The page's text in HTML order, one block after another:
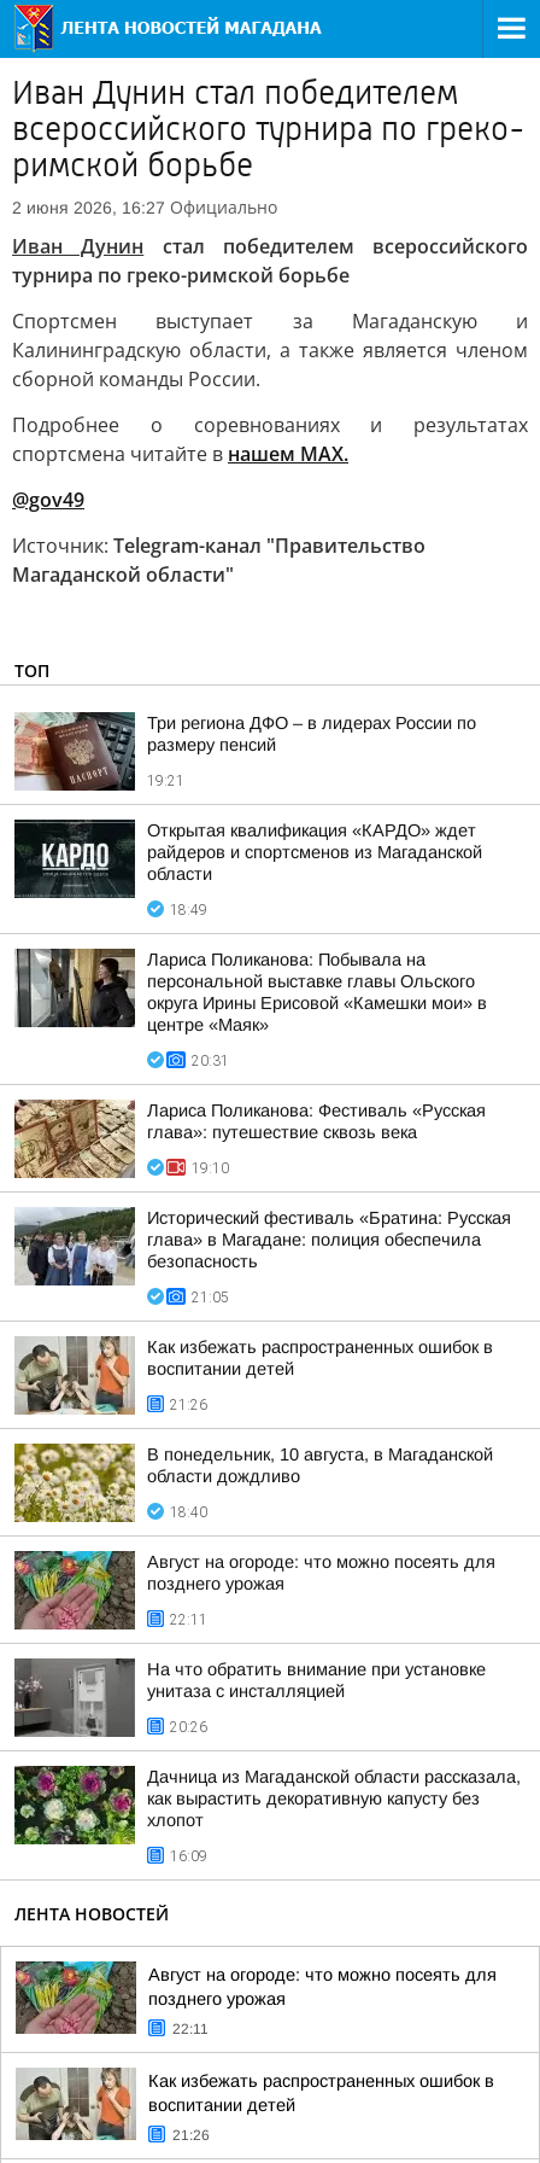
Иван Дунин стал победителем
всероссийского турнира по греко-
римской борьбе
2 июня 2026, 16:27 Официально
Иван Дунин стал победителем всероссийского
турнира по греко-римской борьбе
Спортсмен выступает за Магаданскую и
Калининградскую области, а также является членом
сборной команды России.
Подробнее о соревнованиях и результатах
спортсмена читайте в нашем MAX.
@gov49
Источник: Telegram-канал "Правительство
Магаданской области"
ТОП
Три региона ДФО – в лидерах России по
размеру пенсий
19:21
Открытая квалификация «КАРДО» ждет
райдеров и спортсменов из Магаданской
области
18:49
Лариса Поликанова: Побывала на
персональной выставке главы Ольского
округа Ирины Ерисовой «Камешки мои» в
центре «Маяк»
20:31
Лариса Поликанова: Фестиваль «Русская
глава»: путешествие сквозь века
19:10
Исторический фестиваль «Братина: Русская
глава» в Магадане: полиция обеспечила
безопасность
21:05
Как избежать распространенных ошибок в
воспитании детей
21:26
В понедельник, 10 августа, в Магаданской
области дождливо
18:40
Август на огороде: что можно посеять для
позднего урожая
22:11
На что обратить внимание при установке
унитаза с инсталляцией
20:26
Дачница из Магаданской области рассказала,
как вырастить декоративную капусту без
хлопот
16:09
ЛЕНТА НОВОСТЕЙ
Август на огороде: что можно посеять для
позднего урожая
22:11
Как избежать распространенных ошибок в
воспитании детей
21:26